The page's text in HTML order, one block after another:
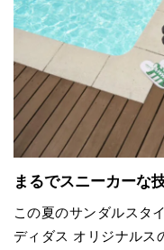
まるでスニーカーな
この夏のサンダルスタ
ディダス オリジナルス